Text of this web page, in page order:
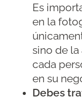
Es
en la
sino de
cada
en su
Debes